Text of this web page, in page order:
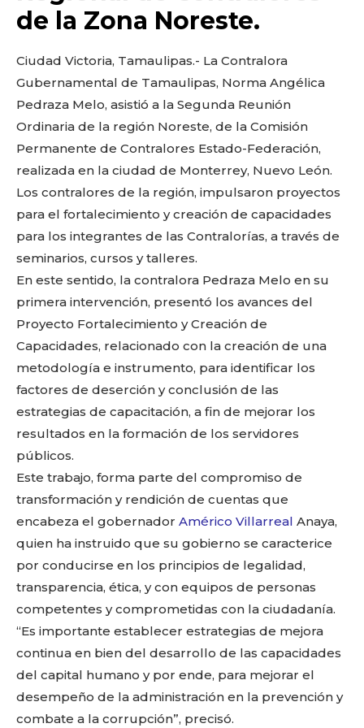
k
de la Zona Noreste.
Ciudad Victoria, Tamaulipas.- La Contralora
Gubernamental de Tamaulipas, Norma Angélica
Pedraza Melo, asistió a la Segunda Reunión
Ordinaria de la región Noreste, de la Comisión
Permanente de Contralores Estado-Federación,
realizada en la ciudad de Monterrey, Nuevo León.
Los contralores de la región, impulsaron proyectos
para el fortalecimiento y creación de capacidades
para los integrantes de las Contralorías, a través de
seminarios, cursos y talleres.
En este sentido, la contralora Pedraza Melo en su
primera intervención, presentó los avances del
Proyecto Fortalecimiento y Creación de
Capacidades, relacionado con la creación de una
metodología e instrumento, para identificar los
factores de deserción y conclusión de las
estrategias de capacitación, a fin de mejorar los
resultados en la formación de los servidores
públicos.
Este trabajo, forma parte del compromiso de
transformación y rendición de cuentas que
encabeza el gobernador Américo Villarreal Anaya,
quien ha instruido que su gobierno se caracterice
por conducirse en los principios de legalidad,
transparencia, ética, y con equipos de personas
competentes y comprometidas con la ciudadanía.
“Es importante establecer estrategias de mejora
continua en bien del desarrollo de las capacidades
del capital humano y por ende, para mejorar el
desempeño de la administración en la prevención y
combate a la corrupción”, precisó.